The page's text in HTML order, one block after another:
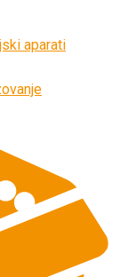
aparati